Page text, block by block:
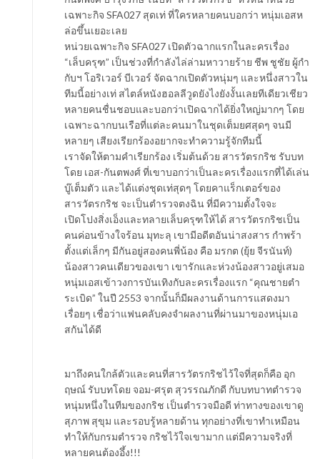
เฉพาะกิจ SFA027 สุดเท่ ที่ใครหลายคนบอกว่า หนุ่มเอสห
ล่อขึ้นเยอะเลย
หน่วยเฉพาะกิจ SFA027 เปิดตัวฉากแรกในละครเรื่อง
“เล็บครุฑ” เป็นช่วงที่กำลังไล่ล่ามหาวายร้าย ชีพ ชูชัย ผู้กำ
กับฯ โอริเวอร์ บีเวอร์ จัดฉากเปิดตัวหนุ่มๆ และหนึ่งสาวใน
ทีมนี้อย่างเท่ สไตล์หนังฮอลลีวูดยังไงยังงั้นเลยทีเดียวเชียว
หลายคนชื่นชอบและบอกว่าเปิดฉากได้ยิ่งใหญ่มากๆ โดย
เฉพาะฉากบนเรือที่แต่ละคนมาในชุดเต็มยศสุดๆ จนมี
หลายๆ เสียงเรียกร้องอยากจะทำความรู้จักทีมนี้
เราจัดให้ตามคำเรียกร้อง เริ่มต้นด้วย สารวัตรกริช รับบท
โดย เอส-กันตพงศ์ ที่เขาบอกว่าเป็นละครเรื่องแรกที่ได้เล่น
บู๊เต็มตัว และได้แต่งชุดเท่สุดๆ โดยคาแร็กเตอร์ของ
สารวัตรกริช จะเป็นตำรวจตงฉิน ที่มีความตั้งใจจะ
เปิดโปงสิ่งเอ็งและทลายเล็บครุฑให้ได้ สารวัตรกริชเป็น
คนค่อนข้างใจร้อน มุทะลุ เขามีอดีตอันน่าสงสาร กำพร้า
ตั้งแต่เล็กๆ มีกันอยู่สองคนพี่น้อง คือ มรกต (ยุ้ย จีรนันท์)
น้องสาวคนเดียวของเขา เขารักและห่วงน้องสาวอยู่เสมอ
หนุ่มเอสเข้าวงการบันเทิงกับละครเรื่องแรก “คุณชายตำ
ระเบิด” ในปี 2553 จากนั้นก็มีผลงานด้านการแสดงมา
เรื่อยๆ เชื่อว่าแฟนคลับคงจำผลงานที่ผ่านมาของหนุ่มเอ
สกันได้ดี
มาถึงคนใกล้ตัวและคนที่สารวัตรกริชไว้ใจที่สุดก็คือ อุก
ฤษณ์ รับบทโดย จอม-ศรุต สุวรรณภักดี กับบทบาทตำรวจ
หนุ่มหนึ่งในทีมของกริช เป็นตำรวจมือดี ท่าทางของเขาดู
สุภาพ สุขุม และรอบรู้หลายด้าน ทุกอย่างที่เขาทำเหมือน
ทำให้กับกรมตำรวจ กริชไว้ใจเขามาก แต่มีความจริงที่
หลายคนต้องอึ้ง!!!